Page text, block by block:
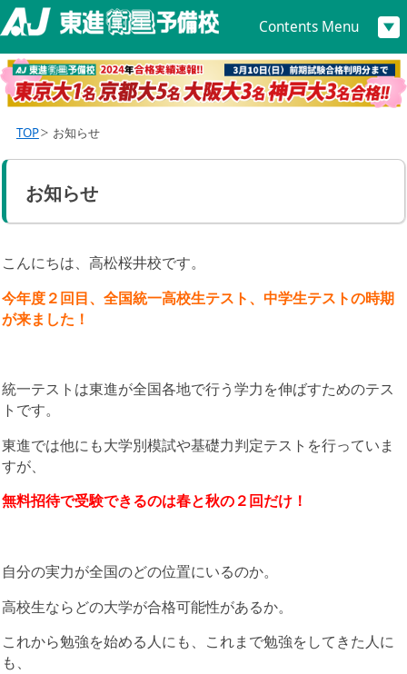
Contents Menu
TOP お知らせ
お知らせ
こんにちは、高松桜井校です。
今年度２回目、全国統一高校生テスト、中学生テストの時期
が来ました！
統一テストは東進が全国各地で行う学力を伸ばすためのテス
トです。
東進では他にも大学別模試や基礎力判定テストを行っていま
すが、
無料招待で受験できるのは春と秋の２回だけ！
自分の実力が全国のどの位置にいるのか。
高校生ならどの大学が合格可能性があるか。
これから勉強を始める人にも、これまで勉強をしてきた人に
も、